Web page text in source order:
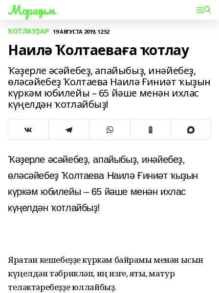
Мораҙым
ҠОТЛАУҘАР 19 АВГУСТА 2019, 12:52
Наилә Ҡолтаеваға ҡотлау
Ҡәҙерле әсәйебеҙ, апайыбыҙ, инәйебеҙ,
өләсәйебеҙ Ҡолтаева Наилә Ғиниәт ҡыҙын
күркәм юбилейы – 65 йәше менән ихлас
күңелдән ҡотлайбыҙ!
Ҡәҙерле әсәйебеҙ, апайыбыҙ, инәйебеҙ,
өләсәйебеҙ Ҡолтаева Наилә Ғиниәт ҡыҙын
күркәм юбилейы – 65 йәше менән ихлас
күңелдән ҡотлайбыҙ!
Яратҡан кешебеҙҙе күркәм байрамы менән ысын
күңелдән тәбрикләп, иң изге, яҡты, матур
теләктәребеҙҙе юллайбыҙ.